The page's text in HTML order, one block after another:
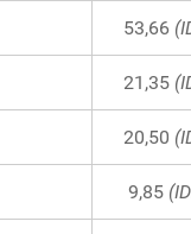
53,66
21,35
20,50
9,85